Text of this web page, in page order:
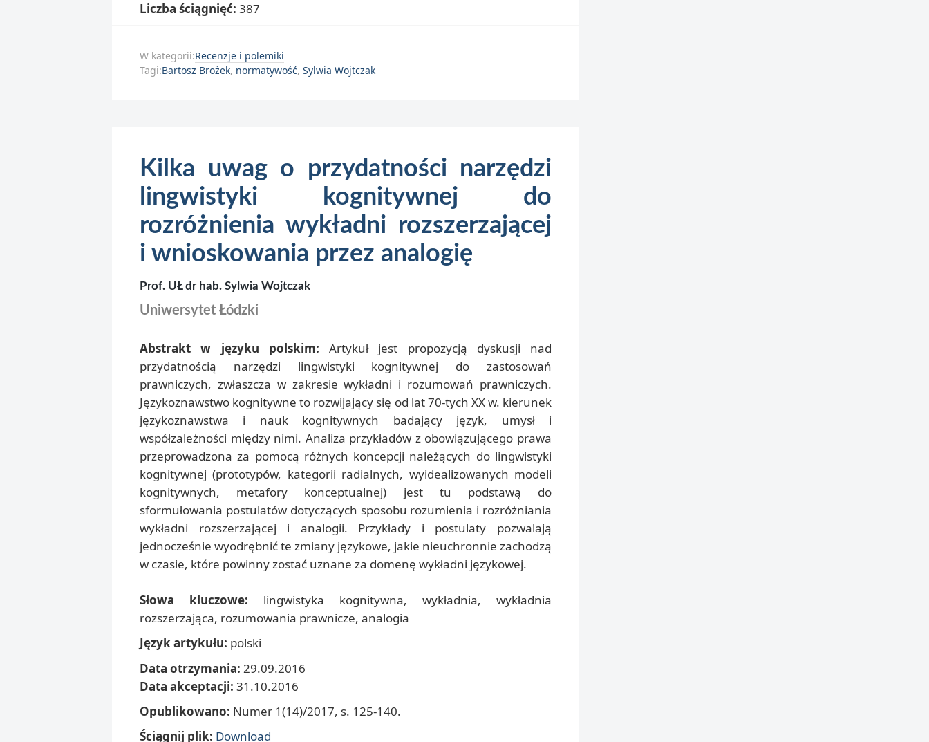
Liczba ściągnięć: 387
W kategorii:Recenzje i polemiki
Tagi:Bartosz Brożek, normatywość, Sylwia Wojtczak
Kilka uwag o przydatności narzędzi
lingwistyki kognitywnej do
rozróżnienia wykładni rozszerzającej
i wnioskowania przez analogię
Prof. UŁ dr hab. Sylwia Wojtczak
Uniwersytet Łódzki
Abstrakt w języku polskim: Artykuł jest propozycją dyskusji nad
przydatnością narzędzi lingwistyki kognitywnej do zastosowań
prawniczych, zwłaszcza w zakresie wykładni i rozumowań prawniczych.
Językoznawstwo kognitywne to rozwijający się od lat 70-tych XX w. kierunek
językoznawstwa i nauk kognitywnych badający język, umysł i
współzależności między nimi. Analiza przykładów z obowiązującego prawa
przeprowadzona za pomocą różnych koncepcji należących do lingwistyki
kognitywnej (prototypów, kategorii radialnych, wyidealizowanych modeli
kognitywnych, metafory konceptualnej) jest tu podstawą do
sformułowania postulatów dotyczących sposobu rozumienia i rozróżniania
wykładni rozszerzającej i analogii. Przykłady i postulaty pozwalają
jednocześnie wyodrębnić te zmiany językowe, jakie nieuchronnie zachodzą
w czasie, które powinny zostać uznane za domenę wykładni językowej.
Słowa kluczowe: lingwistyka kognitywna, wykładnia, wykładnia
rozszerzająca, rozumowania prawnicze, analogia
Język artykułu: polski
Data otrzymania: 29.09.2016
Data akceptacji: 31.10.2016
Opublikowano: Numer 1(14)/2017, s. 125-140.
Ściągnij plik: Download